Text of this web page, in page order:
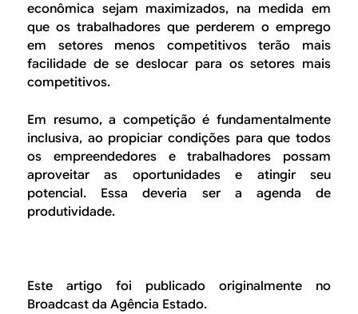
econômica sejam maximizados, na medida em
que os trabalhadores que perderem o emprego
em setores menos competitivos terão mais
facilidade de se deslocar para os setores mais
competitivos.
Em resumo, a competição é fundamentalmente
inclusiva, ao propiciar condições para que todos
os empreendedores e trabalhadores possam
aproveitar as oportunidades e atingir seu
potencial. Essa deveria ser a agenda de
produtividade.
Este artigo foi publicado originalmente no
Broadcast da Agência Estado.